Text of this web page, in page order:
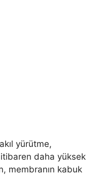
yürütme,
itibaren daha yüksek
membranın kabuk